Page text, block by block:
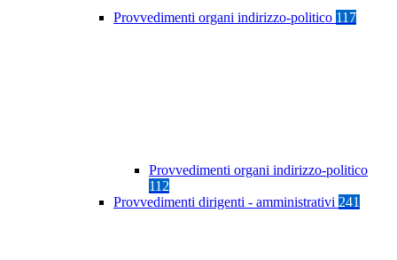
Provvedimenti organi indirizzo-politico 117
Provvedimenti organi indirizzo-politico
112
Provvedimenti dirigenti - amministrativi 241